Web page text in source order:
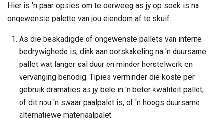
Hier is 'n paar opsies om te oorweeg as jy op soek is na
ongewenste palette van jou eiendom af te skuif:
As die beskadigde of ongewenste pallets van interne
bedrywighede is, dink aan oorskakeling na 'n duursame
pallet wat langer sal duur en minder herstelwerk en
vervanging benodig. Tipies verminder die koste per
gebruik dramaties as jy belê in 'n beter kwaliteit pallet,
of dit nou 'n swaar paalpalet is, of 'n hoogs duursame
alternatiewe materiaalpalet.